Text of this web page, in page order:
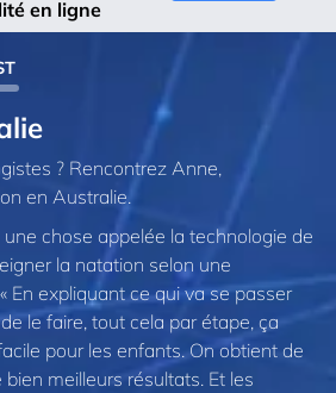
en ligne
? Rencontrez Anne,
en Australie.
une chose appelée la technologie de
la natation selon une
En expliquant ce qui va se passer
le faire, tout cela par étape, ça
pour les enfants. On obtient de
meilleurs résultats. Et les